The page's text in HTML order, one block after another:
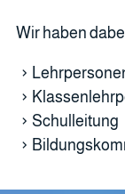
Wir haben
Schulleitung